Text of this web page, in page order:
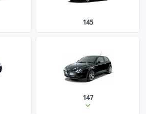
145
147